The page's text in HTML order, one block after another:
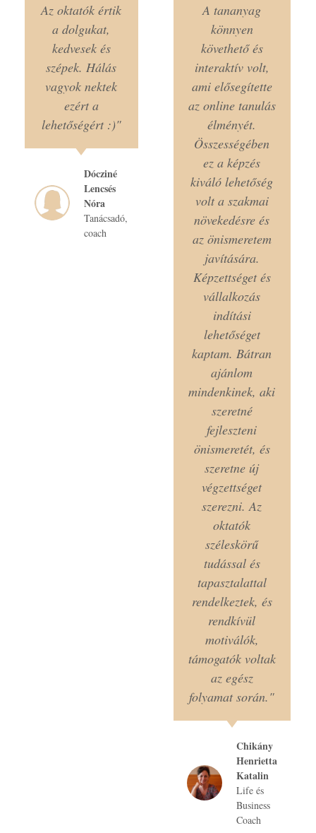
Az oktatók értik
a dolgukat,
kedvesek és
szépek. Hálás
vagyok nektek
ezért a
lehetőségért :)"
Dócziné
Lencsés
Nóra
Tanácsadó,
coach
A tananyag
könnyen
követhető és
interaktív volt,
ami elősegítette
az online tanulás
élményét.
Összességében
ez a képzés
kiváló lehetőség
volt a szakmai
növekedésre és
az önismeretem
javítására.
Képzettséget és
vállalkozás
indítási
lehetőséget
kaptam. Bátran
ajánlom
mindenkinek, aki
szeretné
fejleszteni
önismeretét, és
szeretne új
végzettséget
szerezni. Az
oktatók
széleskörű
tudással és
tapasztalattal
rendelkeztek, és
rendkívül
motiválók,
támogatók voltak
az egész
folyamat során."
Chikány
Henrietta
Katalin
Life és
Business
Coach